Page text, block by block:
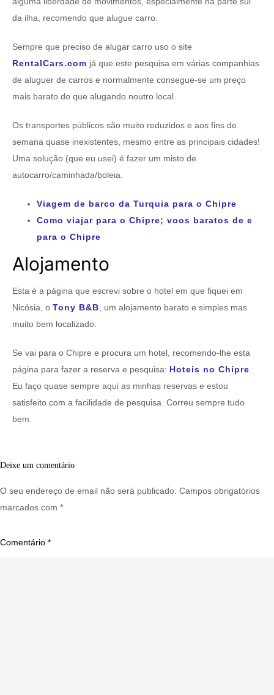
da ilha, recomendo que alugue carro.
Sempre que preciso de alugar carro uso o site
RentalCars.com já que este pesquisa em várias companhias
de aluguer de carros e normalmente consegue-se um preço
mais barato do que alugando noutro local.
Os transportes públicos são muito reduzidos e aos fins de
semana quase inexistentes, mesmo entre as principais cidades!
Uma solução (que eu usei) é fazer um misto de
autocarro/caminhada/boleia.
Viagem de barco da Turquia para o Chipre
Como viajar para o Chipre; voos baratos de e
para o Chipre
Alojamento
Esta é a página que escrevi sobre o hotel em que fiquei em
Nicósia, o Tony B&B , um alojamento barato e simples mas
muito bem localizado.
Se vai para o Chipre e procura um hotel, recomendo-lhe esta
página para fazer a reserva e pesquisa: Hoteis no Chipre
Eu faço quase sempre aqui as minhas reservas e estou
satisfeito com a facilidade de pesquisa. Correu sempre tudo
bem.
Deixe um comentário
O seu endereço de email não será publicado. Campos obrigatórios
marcados com *
Comentário *